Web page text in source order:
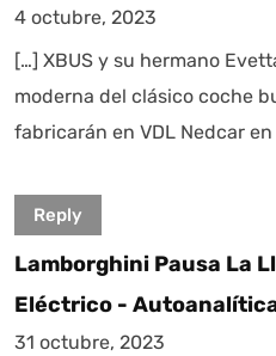
4 octubre, 2023
[…] XBUS y su hermano
moderna del clásico coche
fabricarán en VDL Nedcar
Reply
Lamborghini Pausa La
Eléctrico -
31 octubre, 2023